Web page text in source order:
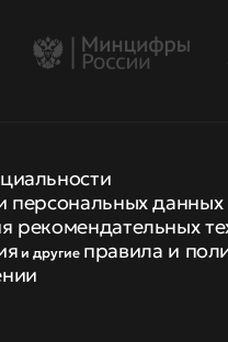
персональных данных
рекомендательных
и другие правила и